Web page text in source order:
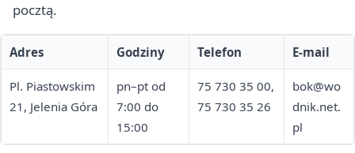
pocztą.
Adres Godziny Telefon E-mail
Pl. Piastowskim
21, Jelenia Góra
pn–pt od
7:00 do
15:00
75 730 35 00,
75 730 35 26
bok@wo
dnik.net.
pl